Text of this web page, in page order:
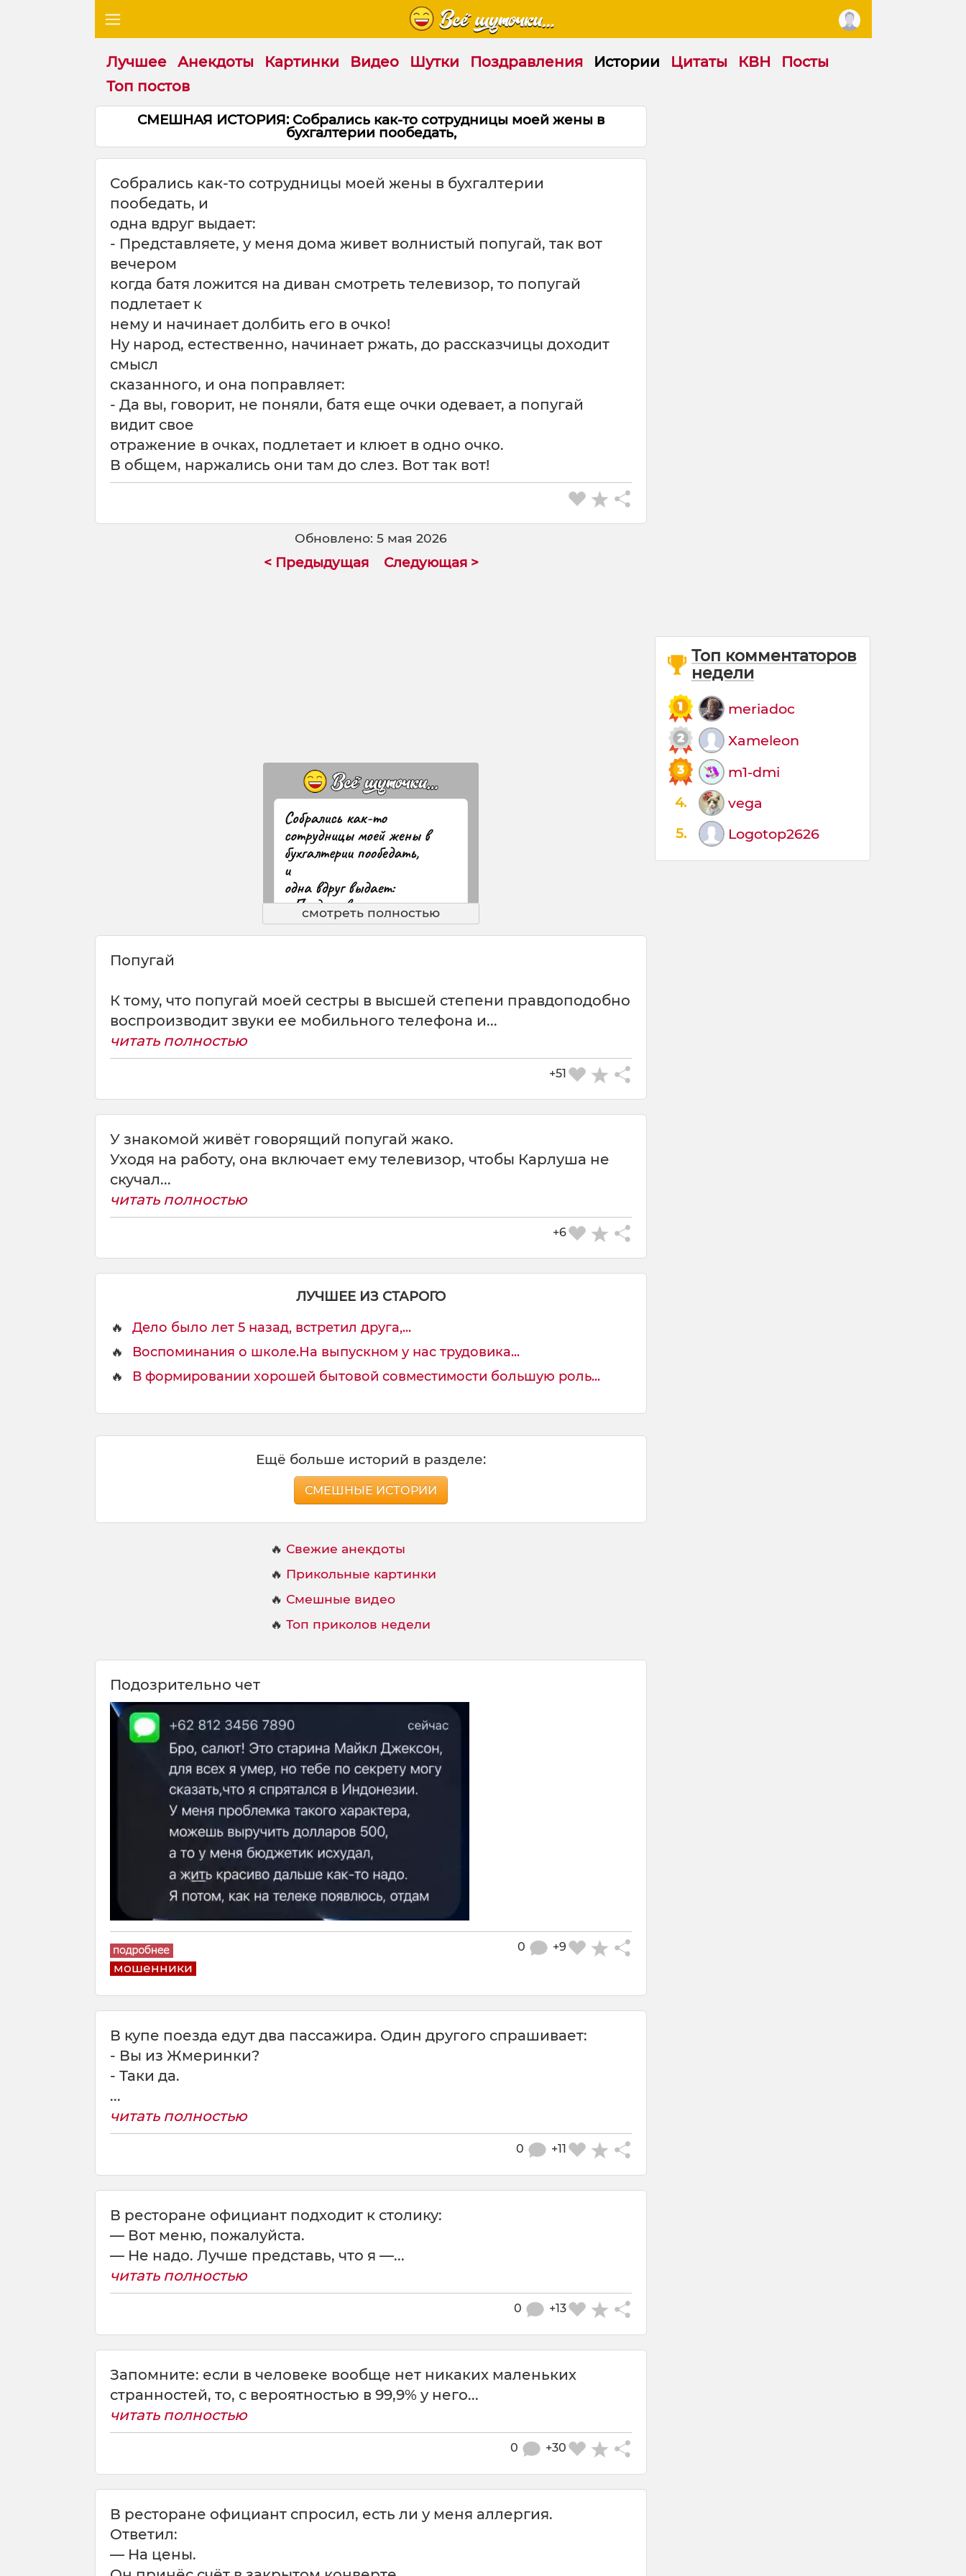
Лучшее Анекдоты Картинки Видео Шутки Поздравления Истории Цитаты КВН
Посты
Топ постов
СМЕШНАЯ ИСТОРИЯ: Собрались как-то сотрудницы моей жены в
бухгалтерии пообедать,
Собрались как-то сотрудницы моей жены в бухгалтерии
пообедать, и
одна вдруг выдает:
- Представляете, у меня дома живет волнистый попугай, так вот
вечером
когда батя ложится на диван смотреть телевизор, то попугай
подлетает к
нему и начинает долбить его в очко!
Ну народ, естественно, начинает ржать, до рассказчицы доходит
смысл
сказанного, и она поправляет:
- Да вы, говорит, не поняли, батя еще очки одевает, а попугай
видит свое
отражение в очках, подлетает и клюет в одно очко.
В общем, наржались они там до слез. Вот так вот!
Обновлено: 5 мая 2026
< Предыдущая Следующая >
СКАЧАТЬ КАРТИНКУ
смотреть полностью
Попугай
К тому, что попугай моей сестры в высшей степени правдоподобно
воспроизводит звуки ее мобильного телефона и...
читать полностью
+51
У знакомой живёт говорящий попугай жако.
Уходя на работу, она включает ему телевизор, чтобы Карлуша не
скучал...
читать полностью
+6
ЛУЧШЕЕ ИЗ СТАРОГО
🔥
Дело было лет 5 назад, встретил друга,...
🔥
Воспоминания о школе.На выпускном у нас трудовика...
🔥
В формировании хорошей бытовой совместимости большую роль...
Ещё больше историй в разделе:
СМЕШНЫЕ ИСТОРИИ
🔥 Свежие анекдоты
🔥 Прикольные картинки
🔥 Смешные видео
🔥 Топ приколов недели
Подозрительно чет
мошенники
+9
0
В купе поезда едут два пассажира. Один другого спрашивает:
- Вы из Жмеринки?
- Таки да.
...
читать полностью
+11
0
В ресторане официант подходит к столику:
— Вот меню, пожалуйста.
— Не надо. Лучше представь, что я —...
читать полностью
+13
0
Запомните: если в человеке вообще нет никаких маленьких
странностей, то, с вероятностью в 99,9% у него...
читать полностью
+30
0
В ресторане официант спросил, есть ли у меня аллергия.
Ответил:
— На цены.
Топ комментаторов
недели
meriadoc
Xameleon
m1-dmi
4. vega
5. Logotop2626